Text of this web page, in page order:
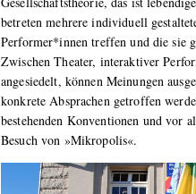
betreten mehrere individuell
Performer*innen treffen und die sie
Zwischen Theater, interaktiver
angesiedelt, können Meinungen
konkrete Absprachen getroffen
bestehenden Konventionen und vor
Besuch von »Mikropolis«.